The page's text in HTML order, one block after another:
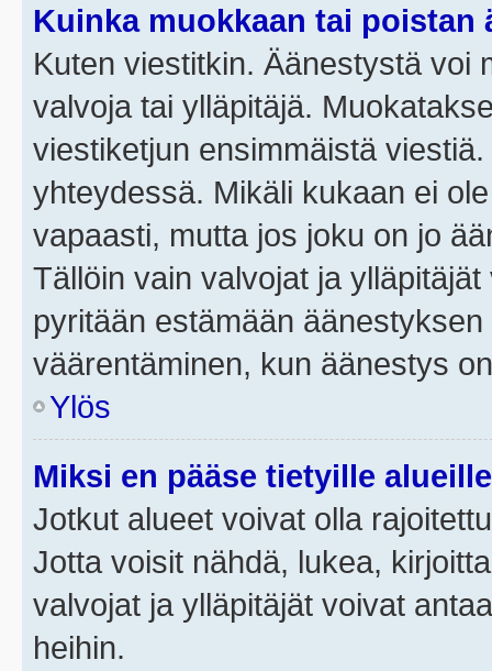
Kuinka muokkaan tai poistan
Kuten viestitkin. Äänestystä voi
valvoja tai ylläpitäjä.
viestiketjun ensimmäistä
yhteydessä. Mikäli kukaan ei
vapaasti, mutta jos joku on jo
Tällöin vain valvojat ja
pyritään estämään
väärentäminen, kun äänestys
Ylös
Miksi en pääse tietyille
Jotkut alueet voivat olla
Jotta voisit nähdä, lukea,
valvojat ja ylläpitäjät voivat
heihin.